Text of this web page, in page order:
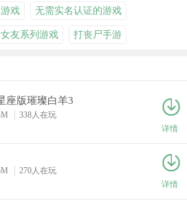
戏 无需实名认证的游戏
友系列游戏 打丧尸手游
座版璀璨白羊3
338人在玩
详情
270人在玩
详情